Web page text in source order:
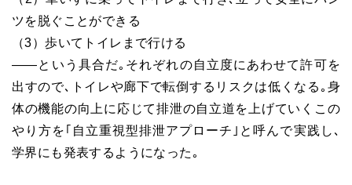
ツを脱ぐことができる
（3）歩いてトイレまで行ける
――という具合だ｡それぞれの自立度にあわせて許可を
出すので､トイレや廊下で転倒するリスクは低くなる｡身
体の機能の向上に応じて排泄の自立道を上げていくこの
やり方を｢自立重視型排泄アプローチ｣と呼んで実践し､
学界にも発表するようになった｡